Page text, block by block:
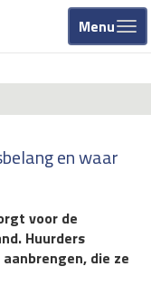
Menu
en waar
voor de
Huurders
die ze